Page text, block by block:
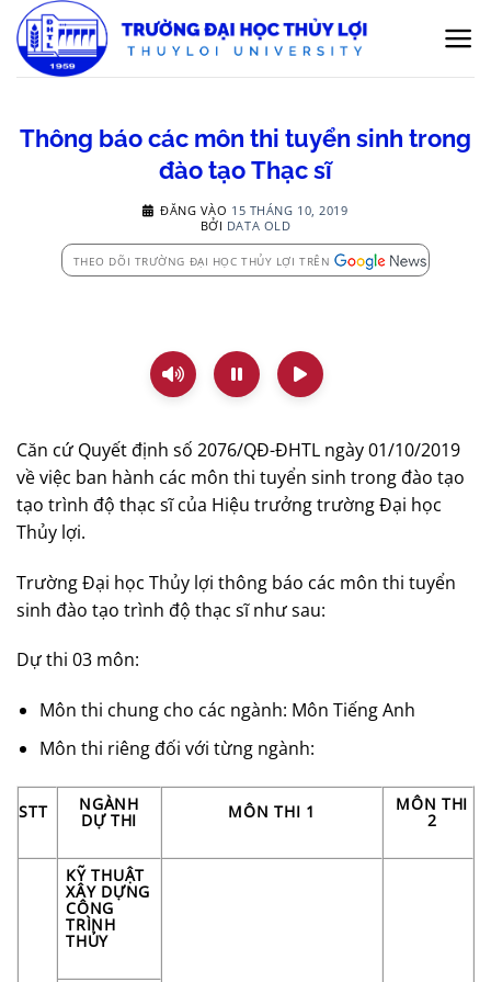
qua
nội
Thông báo các môn thi tuyển sinh trong
đào tạo Thạc sĩ
ĐĂNG VÀO 15 THÁNG 10, 2019
BỞI DATA OLD
THEO DÕI TRƯỜNG ĐẠI HỌC THỦY LỢI TRÊN
Căn cứ Quyết định số 2076/QĐ-ĐHTL ngày 01/10/2019
về việc ban hành các môn thi tuyển sinh trong đào tạo
tạo trình độ thạc sĩ của Hiệu trưởng trường Đại học
Thủy lợi.
Trường Đại học Thủy lợi thông báo các môn thi tuyển
sinh đào tạo trình độ thạc sĩ như sau:
Dự thi 03 môn:
Môn thi chung cho các ngành: Môn Tiếng Anh
Môn thi riêng đối với từng ngành:
STT NGÀNH
DỰ THI MÔN THI 1 MÔN THI
2
KỸ THUẬT
XÂY DỰNG
CÔNG
TRÌNH
THỦY